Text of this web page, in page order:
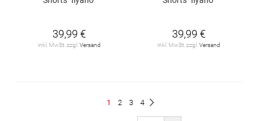
39,99 €
inkl. MwSt. zzgl. Versand
39,99 €
inkl. MwSt. zzgl. Versand
Du
1 Seite
2 Seite
3 Seite
4